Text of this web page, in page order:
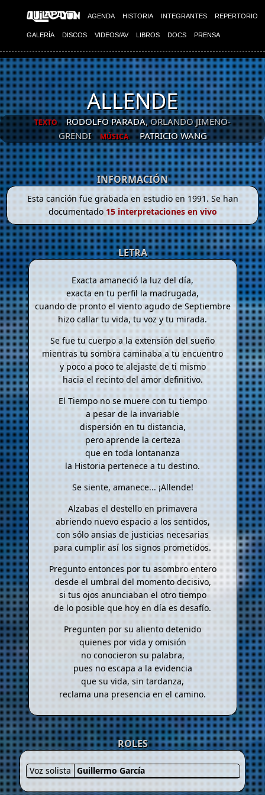
AGENDA HISTORIA INTEGRANTES REPERTORIO
GALERÍA DISCOS VIDEOS/AV LIBROS DOCS PRENSA
ALLENDE
TEXTO RODOLFO PARADA, ORLANDO JIMENO-
GRENDI
MÚSICA PATRICIO WANG
INFORMACIÓN
Esta canción fue grabada en estudio en 1991. Se han
documentado15 interpretaciones en vivo
LETRA
Exacta amaneció la luz del día,
exacta en tu perfil la madrugada,
cuando de pronto el viento agudo de Septiembre
hizo callar tu vida, tu voz y tu mirada.
Se fue tu cuerpo a la extensión del sueño
mientras tu sombra caminaba a tu encuentro
y poco a poco te alejaste de ti mismo
hacia el recinto del amor definitivo.
El Tiempo no se muere con tu tiempo
a pesar de la invariable
dispersión en tu distancia,
pero aprende la certeza
que en toda lontananza
la Historia pertenece a tu destino.
Se siente, amanece... ¡Allende!
Alzabas el destello en primavera
abriendo nuevo espacio a los sentidos,
con sólo ansias de justicias necesarias
para cumplir así los signos prometidos.
Pregunto entonces por tu asombro entero
desde el umbral del momento decisivo,
si tus ojos anunciaban el otro tiempo
de lo posible que hoy en día es desafío.
Pregunten por su aliento detenido
quienes por vida y omisión
no conocieron su palabra,
pues no escapa a la evidencia
que su vida, sin tardanza,
reclama una presencia en el camino.
ROLES
Voz solista Guillermo García